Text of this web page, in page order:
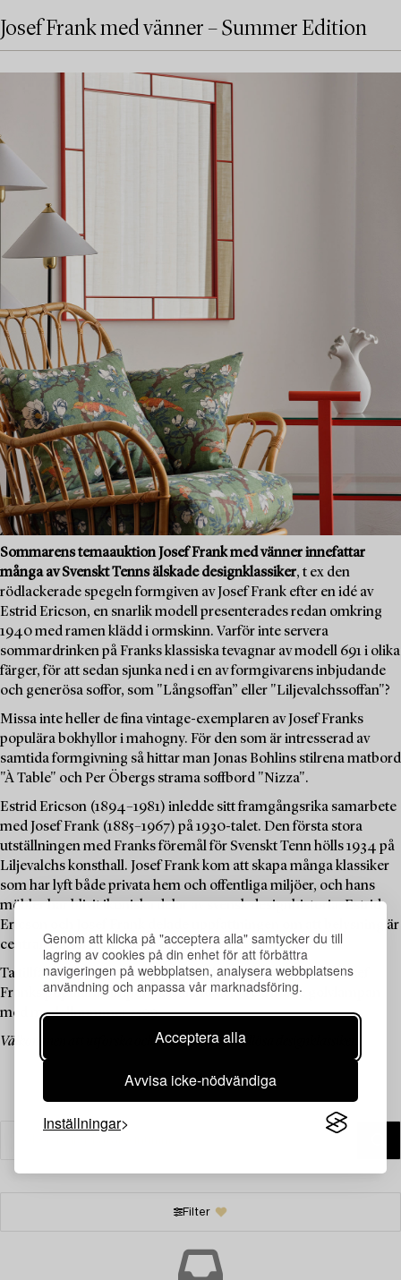
Genom att klicka på "acceptera alla" samtycker du till
lagring av cookies på din enhet för att förbättra
navigeringen på webbplatsen, analysera webbplatsens
användning och anpassa vår marknadsföring.
Acceptera alla
Avvisa icke-nödvändiga
Inställningar
Josef Frank med vänner – Summer Edition
Sommarens temaauktion Josef Frank med vänner innefattar
många av Svenskt Tenns älskade designklassiker, t ex den
rödlackerade spegeln formgiven av Josef Frank efter en idé av
Estrid Ericson, en snarlik modell presenterades redan omkring
1940 med ramen klädd i ormskinn. Varför inte servera
sommardrinken på Franks klassiska tevagnar av modell 691 i olika
färger, för att sedan sjunka ned i en av formgivarens inbjudande
och generösa soffor, som "Långsoffan” eller "Liljevalchssoffan"?
Missa inte heller de fina vintage-exemplaren av Josef Franks
populära bokhyllor i mahogny. För den som är intresserad av
samtida formgivning så hittar man Jonas Bohlins stilrena matbord
"À Table" och Per Öbergs strama soffbord "Nizza".
Estrid Ericson (1894–1981) inledde sitt framgångsrika samarbete
med Josef Frank (1885–1967) på 1930-talet. Den första stora
utställningen med Franks föremål för Svenskt Tenn hölls 1934 på
Liljevalchs konsthall. Josef Frank kom att skapa många klassiker
som har lyft både privata hem och offentliga miljöer, och hans
möbler har blivit ikoniska delar av svensk designhistoria. Estrid
Ericson och Josef Frank delade uppfattningen om att belysning är
centralt för en lyckad inredning.
Ta tillfället i akt att botanisera bland auktionens urval av Josef
Franks populära lampor, däribland den trearmade golvlampan
med modellnummer 2599.
Välkommen att utforska och bjuda på dessa tidlösa designklassiker.
Filter